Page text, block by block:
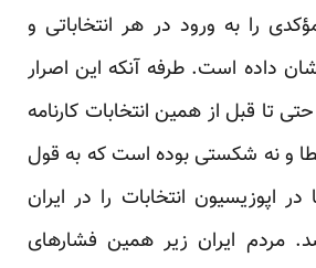
را به ورود در هر انتخاباتی و
داده است. طرفه آنکه این اصرار
تا قبل از همین انتخابات کارنامه
و نه شکستی بوده است که به قول
اپوزیسیون انتخابات را در ایران
مردم ایران زیر همین فشارهای